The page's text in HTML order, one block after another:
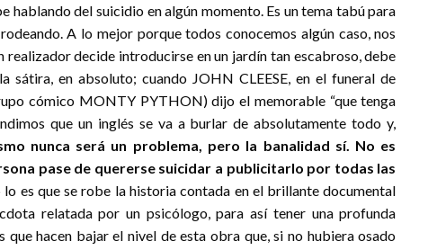
hablando del suicidio en algún momento. Es un tema tabú para
A lo mejor porque todos conocemos algún caso, nos
realizador decide introducirse en un jardín tan escabroso, debe
sátira, en absoluto; cuando JOHN CLEESE, en el funeral de
cómico MONTY PYTHON) dijo el memorable “que tenga
que un inglés se va a burlar de absolutamente todo y,
nunca será un problema, pero la banalidad sí. No es
pase de quererse suicidar a publicitarlo por todas las
lo es que se robe la historia contada en el brillante documental
relatada por un psicólogo, para así tener una profunda
hacen bajar el nivel de esta obra que, si no hubiera osado